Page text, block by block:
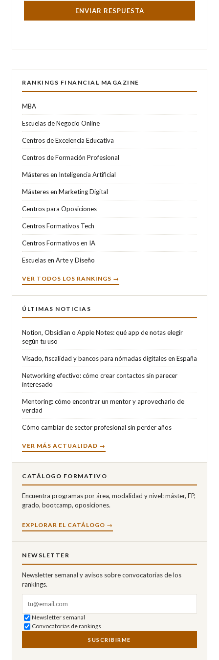
ENVIAR RESPUESTA
RANKINGS FINANCIAL MAGAZINE
MBA
Escuelas de Negocio Online
Centros de Excelencia Educativa
Centros de Formación Profesional
Másteres en Inteligencia Artificial
Másteres en Marketing Digital
Centros para Oposiciones
Centros Formativos Tech
Centros Formativos en IA
Escuelas en Arte y Diseño
VER TODOS LOS RANKINGS →
ÚLTIMAS NOTICIAS
Notion, Obsidian o Apple Notes: qué app de notas elegir
según tu uso
Visado, fiscalidad y bancos para nómadas digitales en España
Networking efectivo: cómo crear contactos sin parecer
interesado
Mentoring: cómo encontrar un mentor y aprovecharlo de
verdad
Cómo cambiar de sector profesional sin perder años
VER MÁS ACTUALIDAD →
CATÁLOGO FORMATIVO
Encuentra programas por área, modalidad y nivel: máster, FP,
grado, bootcamp, oposiciones.
EXPLORAR EL CATÁLOGO →
NEWSLETTER
Newsletter semanal y avisos sobre convocatorias de los
rankings.
Newsletter semanal
Convocatorias de rankings
SUSCRIBIRME